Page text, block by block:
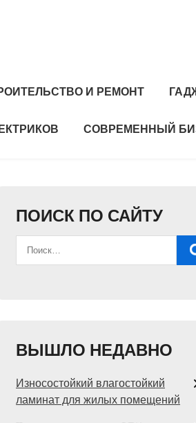
И РЕМОНТ
СОВРЕМЕННЫЙ
ПОИСК ПО САЙТУ
ВЫШЛО НЕДАВНО
Износостойкий влагостойкий
ламинат для жилых помещений